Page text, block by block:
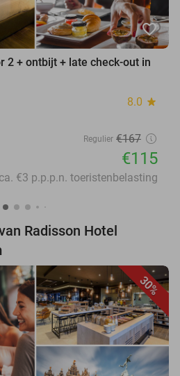
favorite_border
2 + ontbijt + late check-out in
8.0 star
Regulier €167
€115
€3 p.p.p.n. toeristenbelasting
Radisson Hotel
30%